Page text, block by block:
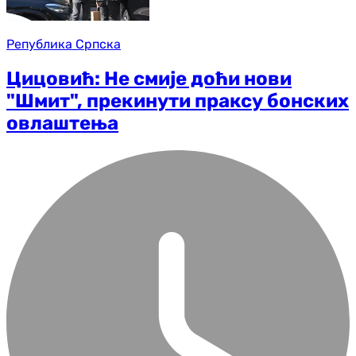
Република Српска
Цицовић: Не смије доћи нови
"Шмит", прекинути праксу бонских
овлаштења